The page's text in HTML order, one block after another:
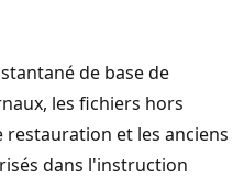
de base de
les fichiers hors
et les anciens
dans l'instruction